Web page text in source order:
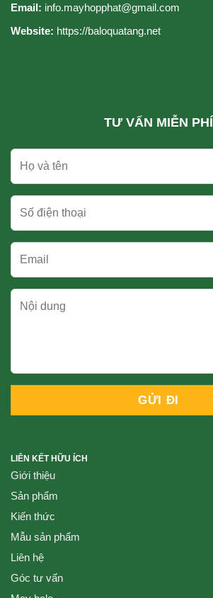
Email: info.mayhopphat@gmail.com
Website: https://baloquatang.net
TƯ VẤN MIỄN PHÍ
LIÊN KẾT HỮU ÍCH
Giới thiệu
Sản phẩm
Kiến thức
Mẫu sản phẩm
Liên hệ
Góc tư vấn